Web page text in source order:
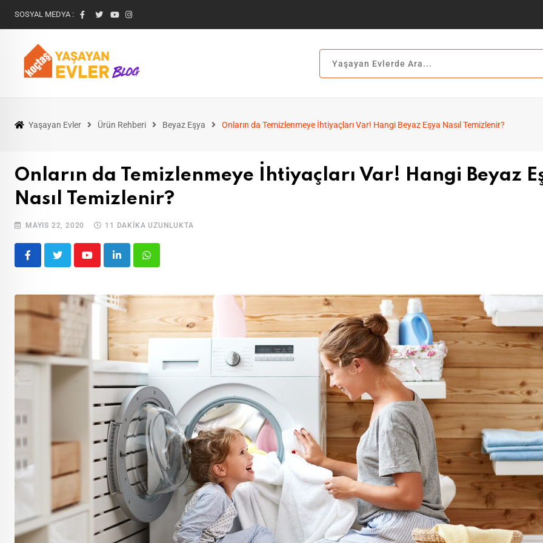
SOSYAL MEDYA :
Yaşayan Evler Ürün Rehberi Beyaz Eşya Onların da Temizlenmeye İhtiyaçları Var! Hangi Beyaz Eşya Nasıl Temizlenir?
Onların da Temizlenmeye İhtiyaçları Var! Hangi Beyaz
Nasıl Temizlenir?
MAYIS 22, 2020 11 DAKIKA UZUNLUKTA